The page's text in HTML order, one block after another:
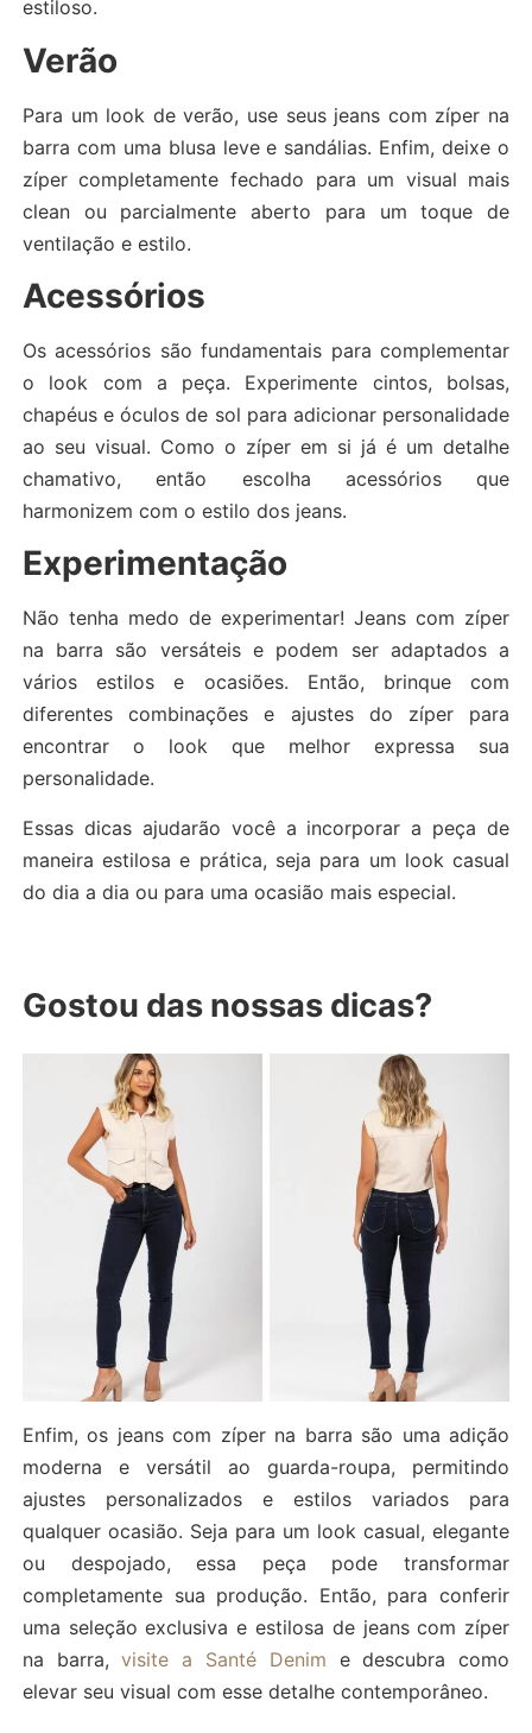
estiloso.
Verão
Para um look de verão, use seus jeans com zíper na
barra com uma blusa leve e sandálias. Enfim, deixe o
zíper completamente fechado para um visual mais
clean ou parcialmente aberto para um toque de
ventilação e estilo.
Acessórios
Os acessórios são fundamentais para complementar
o look com a peça. Experimente cintos, bolsas,
chapéus e óculos de sol para adicionar personalidade
ao seu visual. Como o zíper em si já é um detalhe
chamativo, então escolha acessórios que
harmonizem com o estilo dos jeans.
Experimentação
Não tenha medo de experimentar! Jeans com zíper
na barra são versáteis e podem ser adaptados a
vários estilos e ocasiões. Então, brinque com
diferentes combinações e ajustes do zíper para
encontrar o look que melhor expressa sua
personalidade.
Essas dicas ajudarão você a incorporar a peça de
maneira estilosa e prática, seja para um look casual
do dia a dia ou para uma ocasião mais especial.
Gostou das nossas dicas?
Enfim, os jeans com zíper na barra são uma adição
moderna e versátil ao guarda-roupa, permitindo
ajustes personalizados e estilos variados para
qualquer ocasião. Seja para um look casual, elegante
ou despojado, essa peça pode transformar
completamente sua produção. Então, para conferir
uma seleção exclusiva e estilosa de jeans com zíper
na barra,visite a Santé Denim e descubra como
elevar seu visual com esse detalhe contemporâneo.